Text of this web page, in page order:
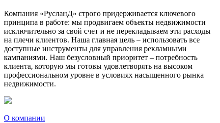
Компания «РусланД» строго придерживается ключевого
принципа в работе: мы продвигаем объекты недвижимости
исключительно за свой счет и не перекладываем эти расходы
на плечи клиентов. Наша главная цель – использовать все
доступные инструменты для управления рекламными
кампаниями. Наш безусловный приоритет – потребность
клиента, которую мы готовы удовлетворять на высоком
профессиональном уровне в условиях насыщенного рынка
недвижимости.
О компании